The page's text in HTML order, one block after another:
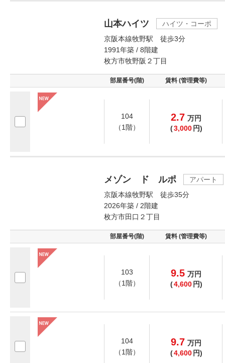
山本ハイツ
ハイツ・コーポ
京阪本線牧野駅 徒歩3分
1991年築 / 8階建
枚方市牧野阪２丁目
部屋番号(階) 賃料 (管理費等)
104
（1階）
2.7 万円
(3,000 円)
メゾン ド ルポ
アパート
京阪本線牧野駅 徒歩35分
2026年築 / 2階建
枚方市田口２丁目
部屋番号(階) 賃料 (管理費等)
103
（1階）
9.5 万円
(4,600 円)
104
（1階）
9.7 万円
(4,600 円)